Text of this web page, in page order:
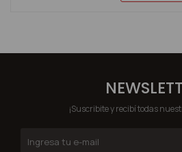
¡Suscribite y recibí todas